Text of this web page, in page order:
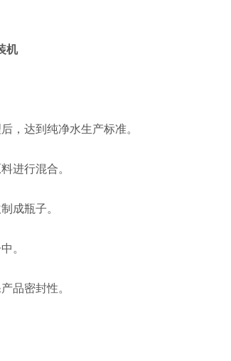
机
达到纯净水生产标准。
进行混合。
成瓶子。
。
品密封性。